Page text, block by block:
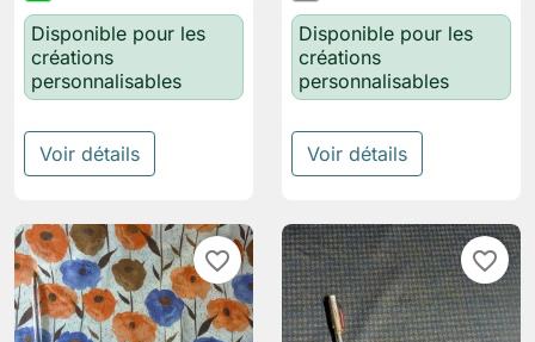
Disponible pour les
créations
personnalisables
Voir détails
Disponible pour les
créations
personnalisables
Voir détails
favorite_border favorite_border